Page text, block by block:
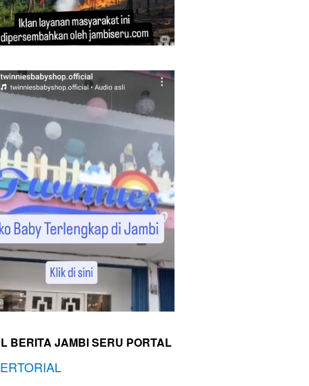
BERITA JAMBI SERU PORTAL